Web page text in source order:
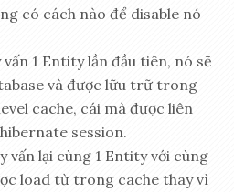
có cách nào để disable nó
1 Entity lần đầu tiên, nó sẽ
và được lữu trữ trong
cache, cái mà được liên
session.
vấn lại cùng 1 Entity với cùng
load từ trong cache thay vì